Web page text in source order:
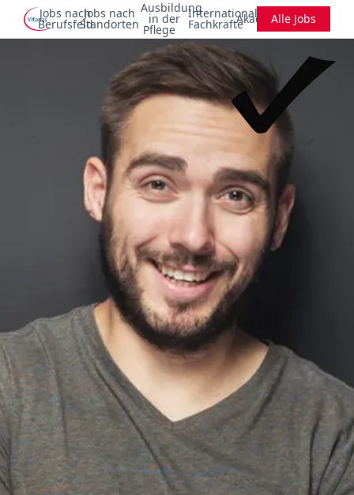
Jobs nach
Berufsfeld
Jobs nach
Standorten
Ausbildung
in der
Pflege
Internationale
FachkräfteAkademieAlle Jobs